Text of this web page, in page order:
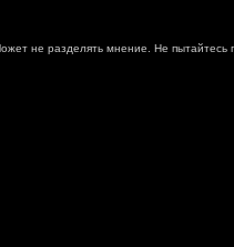
не разделять мнение. Не